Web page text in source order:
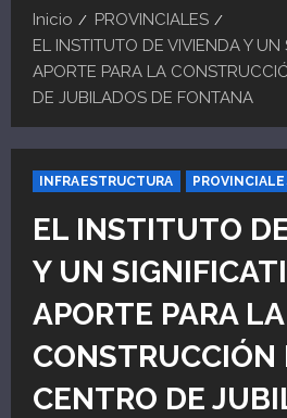
Inicio
PROVINCIALES
EL INSTITUTO DE VIVIENDA Y UN
APORTE PARA LA
DE JUBILADOS DE FONTANA
INFRAESTRUCTURA
EL INSTITUTO
Y UN
APORTE PARA LA
CONSTRUCCIÓN
CENTRO DE